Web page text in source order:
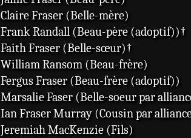
Claire Fraser (Belle-mère)
Frank Randall (Beau-père (adoptif))†
Faith Fraser (Belle-sœur)†
William Ransom (Beau-frère)
Fergus Fraser (Beau-frère (adoptif))
Marsalie Faser (Belle-soeur par
Ian Fraser Murray (Cousin par
Jeremiah MacKenzie (Fils)